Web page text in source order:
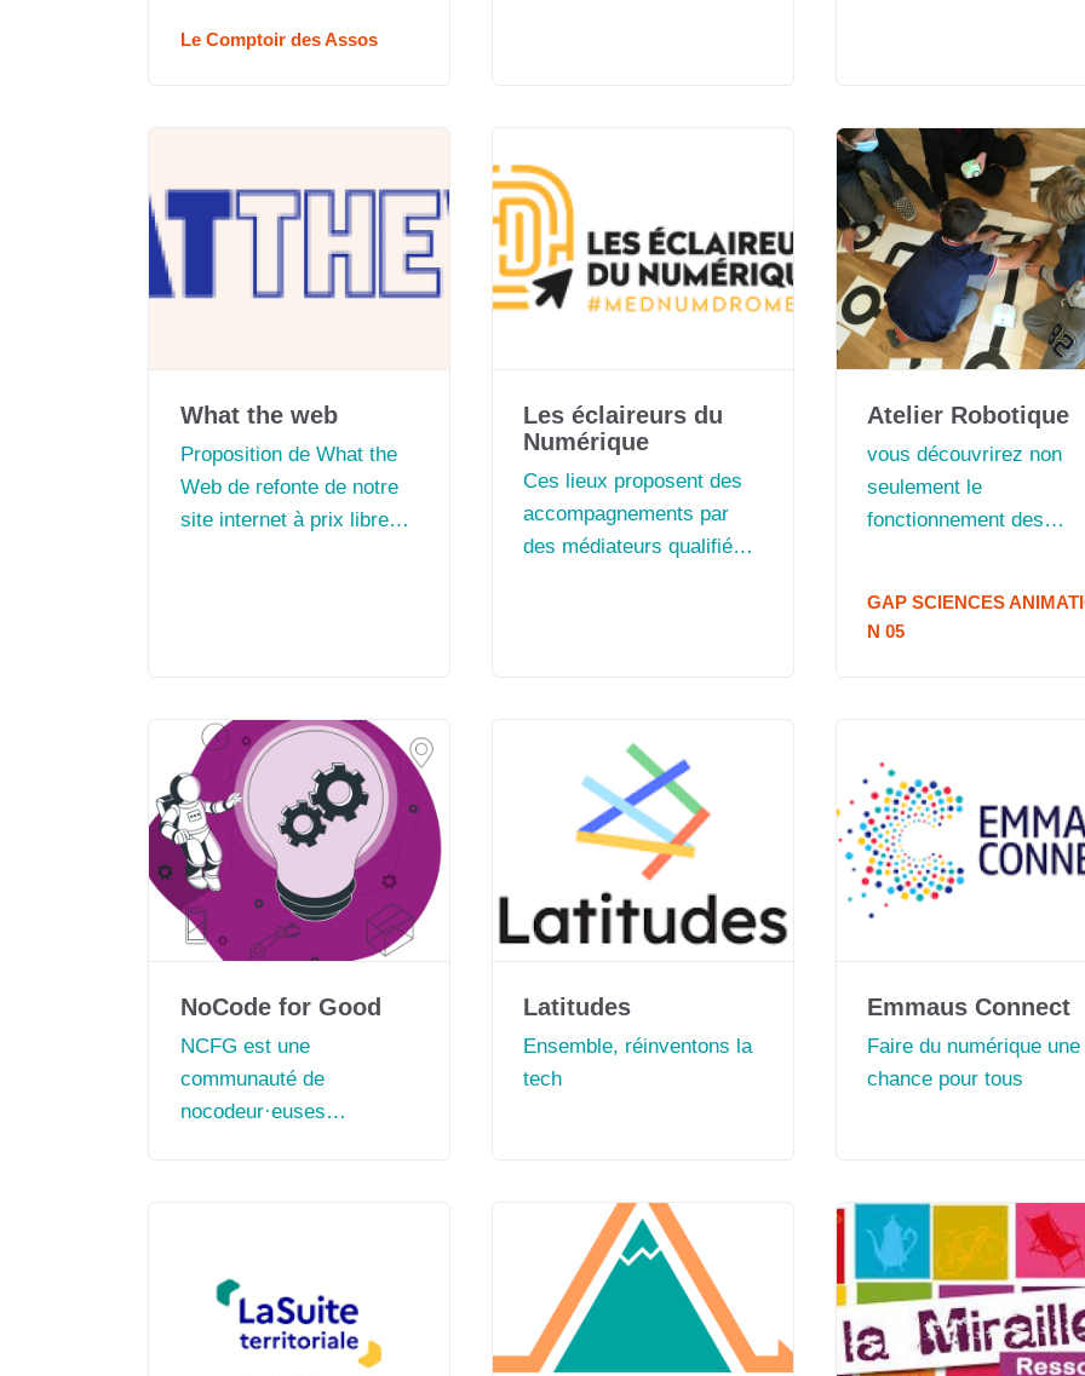
Le Comptoir des Assos
monde.
What the web
Proposition de What the
Web de refonte de notre
site internet à prix libre
Les éclaireurs du
Numérique
Ces lieux proposent des
accompagnements par
des médiateurs qualifiés à
Atelier Robotique
vous découvrirez non
seulement le
fonctionnement des
GAP SCIENCES
N 05
NoCode for Good
NCFG est une
communauté de
nocodeur·euses
brique de leur projet
numérique (conseil,
formation, production).
Latitudes
Ensemble, réinventons la
tech
Emmaus Connect
Faire du numérique une
chance pour tous